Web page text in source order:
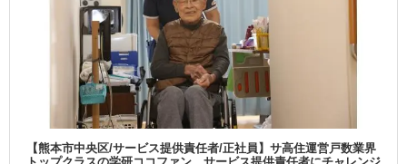
【熊本市中央区/サービス提供責任者/正社員】サ高住運営戸数業界